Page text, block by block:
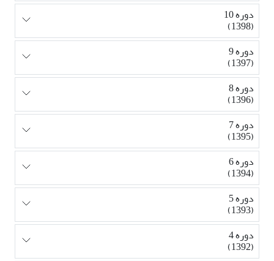
دوره 10
(1398)
دوره 9
(1397)
دوره 8
(1396)
دوره 7
(1395)
دوره 6
(1394)
دوره 5
(1393)
دوره 4
(1392)